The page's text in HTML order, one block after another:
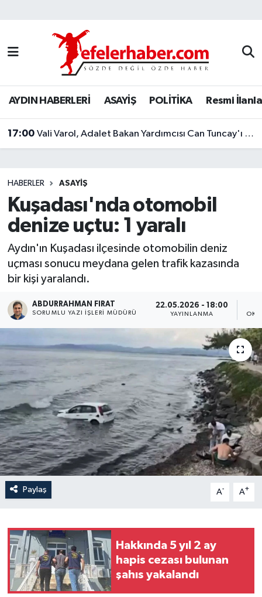
AYDIN HABERLERİ ASAYİŞ POLİTİKA Resmi
17:00 Vali Varol, Adalet Bakan Yardımcısı Can Tuncay'ı ağırladı
HABERLER ASAYİŞ
Kuşadası'nda otomobil
denize uçtu: 1 yaralı
Aydın'ın Kuşadası ilçesinde otomobilin deniz
uçması sonucu meydana gelen trafik kazasında
bir kişi yaralandı.
ABDURRAHMAN FIRAT
SORUMLU YAZI İŞLERI MÜDÜRÜ
22.05.2026 - 18:00
YAYINLANMA
Paylaş A- A+
Hakkında 5 yıl 2 ay
hapis cezası bulunan
şahıs yakalandı
Nöbetçi Eczaneler
Hava Durumu
Aydin Namaz Vakitleri
Trafik Durumu
Son Dakika Haberleri
Haber Arşivi